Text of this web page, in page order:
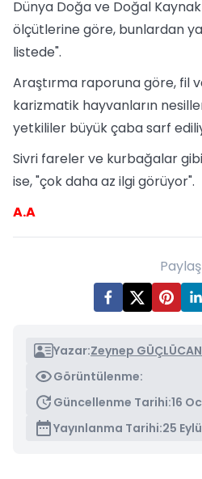
Dünya Doğa ve Doğal
ölçütlerine göre, bunlardan
listede".
Araştırma raporuna göre, fil
karizmatik hayvanların
yetkililer büyük çaba sarf
Sivri fareler ve kurbağalar
ise, "çok daha az ilgi görüyor".
A.A
Paylaş
Yazar:Zeynep GÜÇLÜCAN
Görüntülenme:
Güncellenme Tarihi:16
Yayınlanma Tarihi:25